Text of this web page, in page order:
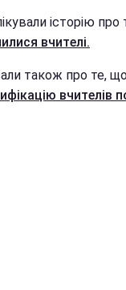
історію про
вчителі.
також про те,
вчителів